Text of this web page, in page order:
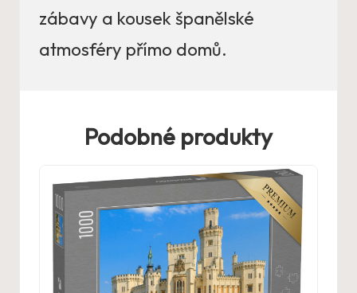
zábavy a kousek španělské
atmosféry přímo domů.
Podobné produkty